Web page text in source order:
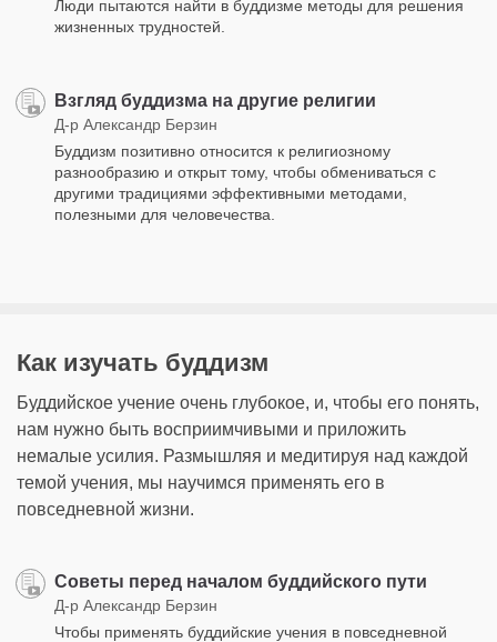
Люди пытаются найти в буддизме методы для решения
жизненных трудностей.
Взгляд буддизма на другие религии
Д-р Александр Берзин
Буддизм позитивно относится к религиозному
разнообразию и открыт тому, чтобы обмениваться с
другими традициями эффективными методами,
полезными для человечества.
Как изучать буддизм
Буддийское учение очень глубокое, и, чтобы его понять,
нам нужно быть восприимчивыми и приложить
немалые усилия. Размышляя и медитируя над каждой
темой учения, мы научимся применять его в
повседневной жизни.
Советы перед началом буддийского пути
Д-р Александр Берзин
Чтобы применять буддийские учения в повседневной